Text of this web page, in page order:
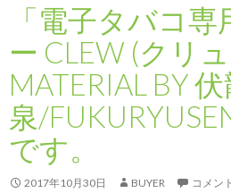
「電子タバコ
ー CLEW (クリ
MATERIAL BY 伏
泉/
です。
2017年10月30日 BUYER コメン